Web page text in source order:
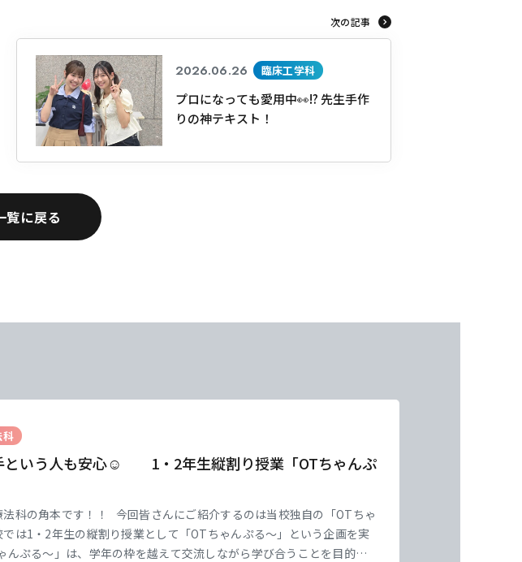
次の記事
2026.06.26 臨床工学科
プロになっても愛用中👀!? 先生手作
りの神テキスト！
覧に戻る
科
という人も安心☺ 1・2年生縦割り授業「OTちゃんぷ
科の角本です！！ 今回皆さんにご紹介するのは当校独自の「OTちゃ
は1・2年生の縦割り授業として「OTちゃんぷる～」という企画を実
んぷる～」は、学年の枠を越えて交流しながら学び合うことを目的と